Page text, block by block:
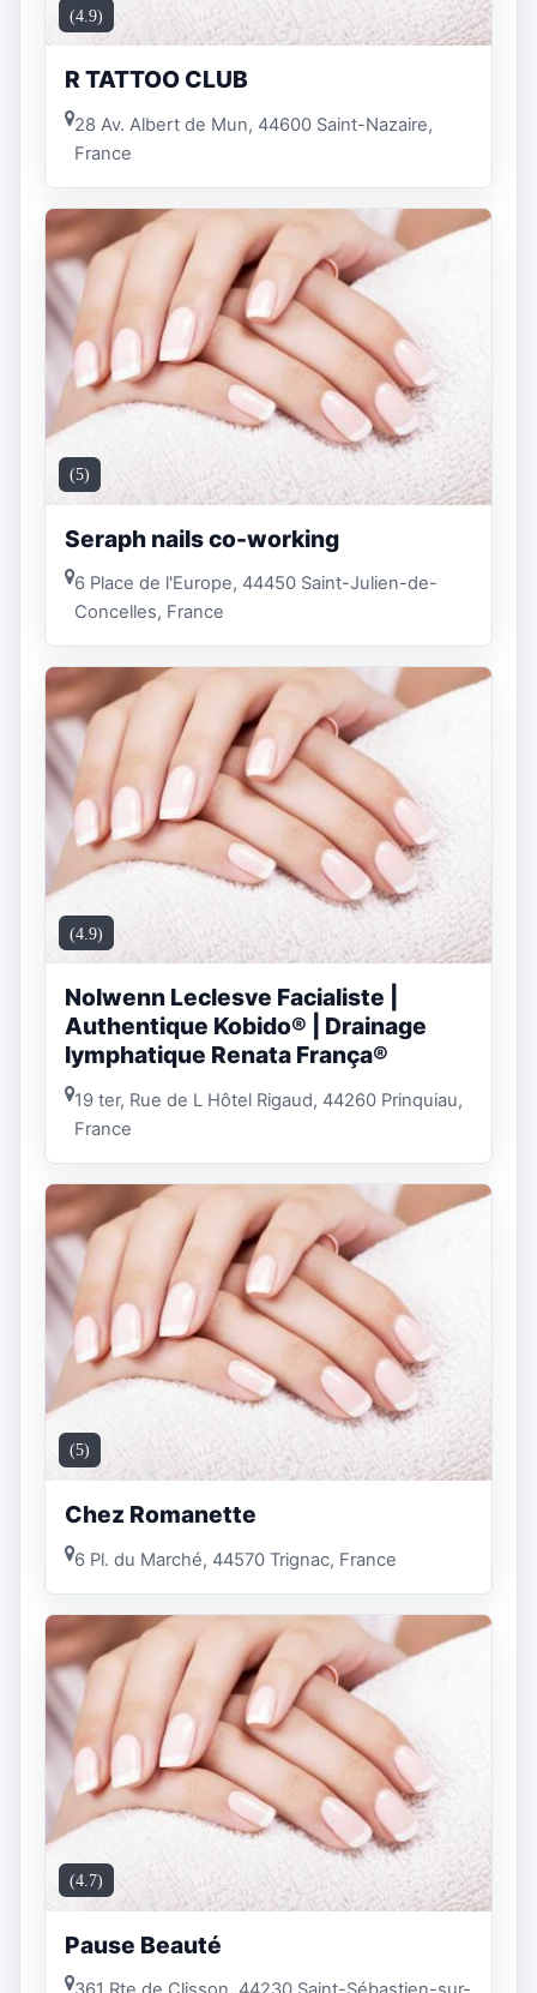
(4.9)
R TATTOO CLUB
28 Av. Albert de Mun, 44600 Saint-Nazaire,
France
(5)
Seraph nails co-working
6 Place de l'Europe, 44450 Saint-Julien-de-
Concelles, France
(4.9)
Nolwenn Leclesve Facialiste |
Authentique Kobido® | Drainage
lymphatique Renata França®
19 ter, Rue de L Hôtel Rigaud, 44260 Prinquiau,
France
(5)
Chez Romanette
6 Pl. du Marché, 44570 Trignac, France
(4.7)
Pause Beauté